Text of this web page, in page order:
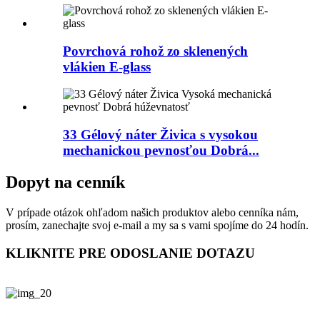
Povrchová rohož zo sklenených
vlákien E-glass
33 Gélový náter Živica s vysokou
mechanickou pevnosťou Dobrá...
Dopyt na cenník
V prípade otázok ohľadom našich produktov alebo cenníka nám,
prosím, zanechajte svoj e-mail a my sa s vami spojíme do 24 hodín.
KLIKNITE PRE ODOSLANIE DOTAZU